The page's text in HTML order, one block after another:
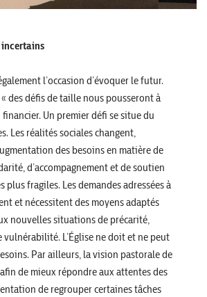
l’occasion d’évoquer le futur.
« des défis de taille nous pousseront à
Un premier défi se situe du
Les réalités sociales changent,
des besoins en matière de
d’accompagnement et de soutien
plus fragiles. Les demandes adressées à
et nécessitent des moyens adaptés
nouvelles situations de précarité,
vulnérabilité. L’Église ne doit et ne peut
Par ailleurs, la vision pastorale de
de mieux répondre aux attentes des
de regrouper certaines tâches